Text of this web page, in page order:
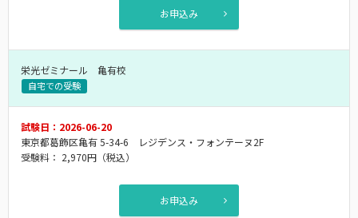
お申込み
栄光ゼミナール 亀有校
自宅での受験
試験日：2026-06-20
東京都葛飾区亀有 5-34-6 レジデンス・フォンテーヌ2F
受験料： 2,970円 （税込）
お申込み